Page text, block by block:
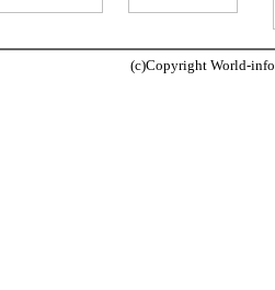
(c)Copyright World-